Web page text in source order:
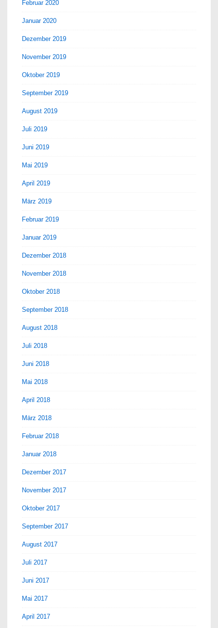
Februar 2020
Januar 2020
Dezember 2019
November 2019
Oktober 2019
September 2019
August 2019
Juli 2019
Juni 2019
Mai 2019
April 2019
März 2019
Februar 2019
Januar 2019
Dezember 2018
November 2018
Oktober 2018
September 2018
August 2018
Juli 2018
Juni 2018
Mai 2018
April 2018
März 2018
Februar 2018
Januar 2018
Dezember 2017
November 2017
Oktober 2017
September 2017
August 2017
Juli 2017
Juni 2017
Mai 2017
April 2017